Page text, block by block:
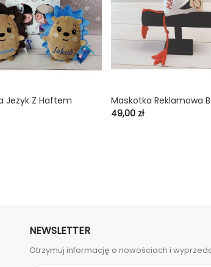
Jeżyk Z Haftem

Maskotka Reklamowa
Cena
49,00 zł
shopping_cart 
NEWSLETTER
Otrzymuj informację o nowościach i